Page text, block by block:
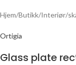
Hjem/Butikk/Interiør/
Ortigia
Glass plate